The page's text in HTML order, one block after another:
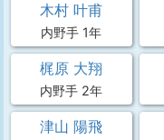
木村 叶甫
内野手 1年
梶原 大翔
内野手 2年
津山 陽飛